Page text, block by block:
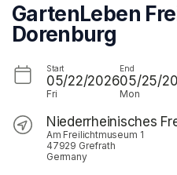
GartenLeben
Dorenburg
Start
05/22/2026
Fri
End
05/25/
Mon
Niederrheinisches
Am Freilichtmuseum 1
47929 Grefrath
Germany